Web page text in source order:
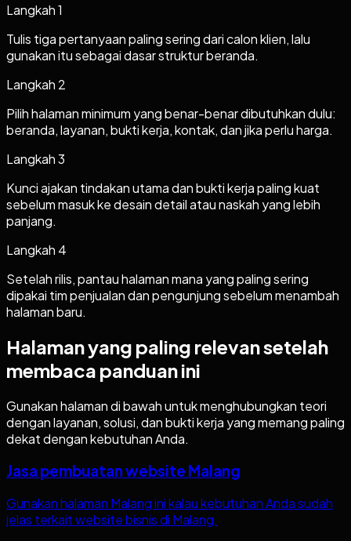
Langkah1
Tulis tiga pertanyaan paling sering dari calon klien, lalu
gunakan itu sebagai dasar struktur beranda.
Langkah 2
Pilih halaman minimum yang benar-benar dibutuhkan dulu:
beranda, layanan, bukti kerja, kontak, dan jika perlu harga.
Langkah3
Kunci ajakan tindakan utama dan bukti kerja paling kuat
sebelum masuk ke desain detail atau naskah yang lebih
panjang.
Langkah 4
Setelah rilis, pantau halaman mana yang paling sering
dipakai tim penjualan dan pengunjung sebelum menambah
halaman baru.
Halaman yang paling relevan setelah
membaca panduan ini
Gunakan halaman di bawah untuk menghubungkan teori
dengan layanan, solusi, dan bukti kerja yang memang paling
dekat dengan kebutuhan Anda.
Jasa pembuatan website Malang
Gunakan halaman Malang ini kalau kebutuhan Anda sudah
jelas terkait website bisnis di Malang.